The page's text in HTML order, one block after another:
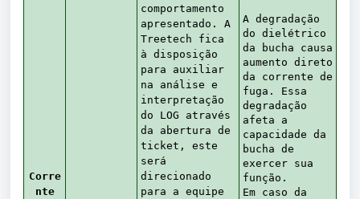
Corre
nte
comportamento
apresentado. A
Treetech fica
à disposição
para auxiliar
na análise e
interpretação
do LOG através
da abertura de
ticket, este
será
direcionado
para a equipe
A degradação
do dielétrico
da bucha causa
aumento direto
da corrente de
fuga. Essa
degradação
afeta a
capacidade da
bucha de
exercer sua
função.
Em caso da